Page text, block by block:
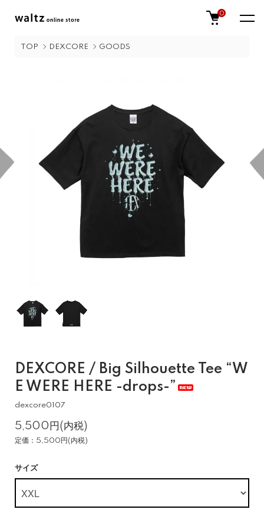
0
TOP DEXCORE GOODS
DEXCORE / Big Silhouette Tee “W
E WERE HERE -drops-”
dexcore0107
5,500円(内税)
定価：5,500円(内税)
サイズ